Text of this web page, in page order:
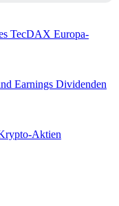
TecDAX Europa-
Earnings Dividenden
Aktien